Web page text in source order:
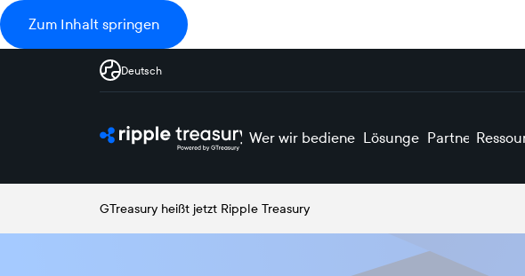
Zum Inhalt springen
Deutsch
Wer wir bedienen Lösungen Partner
GTreasury heißt jetzt Ripple Treasury